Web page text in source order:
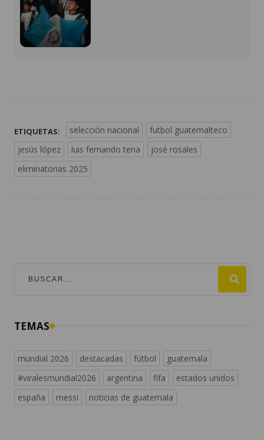
ETIQUETAS: selección nacional
futbol guatemalteco
jesús lópez
luis fernando tena
josé rosales
eliminatorias 2025
TEMAS
mundial 2026 destacadas fútbol
guatemala
#viralesmundial2026
argentina fifa
estados unidos
españa
messi noticias de guatemala